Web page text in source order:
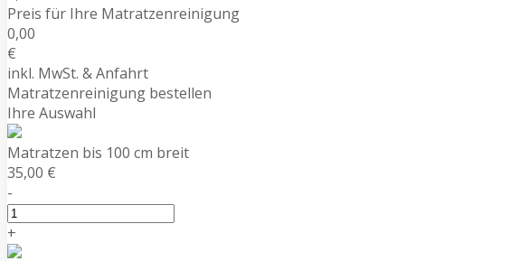
Preis für Ihre Matratzenreinigung
0,00
€
inkl. MwSt. & Anfahrt
Matratzenreinigung bestellen
Ihre Auswahl
Matratzen bis 100 cm breit
35,00 €
-
+